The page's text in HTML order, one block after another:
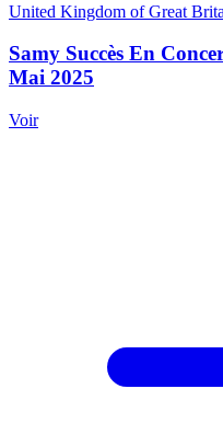
United Kingdom of Great
Samy Succès En
Mai 2025
Voir